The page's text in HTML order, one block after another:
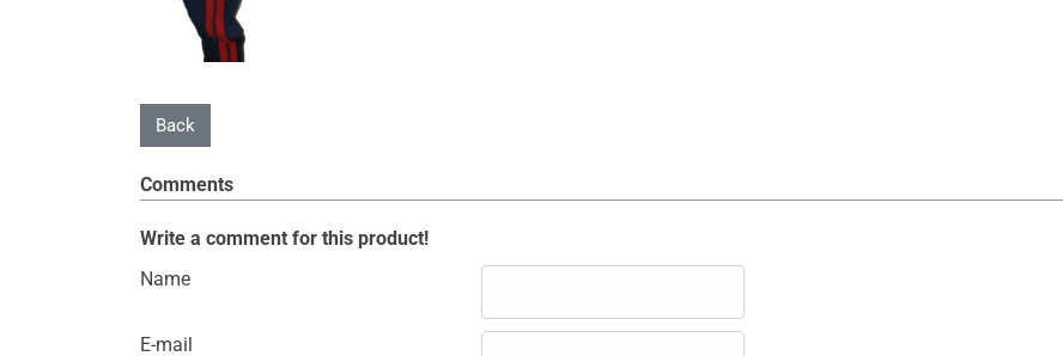
Comments
Write a comment for this product!
Name
E-mail